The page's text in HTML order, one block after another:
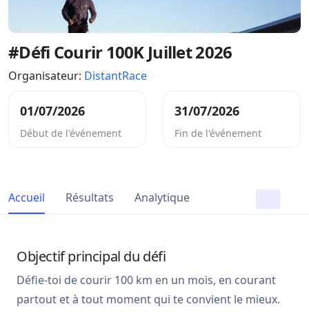
#Défi Courir 100K Juillet 2026
Organisateur: DistantRace
01/07/2026
Début de l'événement
31/07/2026
Fin de l'événement
Accueil Résultats Analytique
Objectif principal du défi
Défie-toi de courir 100 km en un mois, en courant
partout et à tout moment qui te convient le mieux.